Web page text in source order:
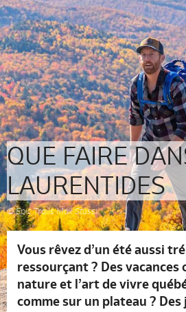
QUE FAIRE
LAURENTIDES
© Epic Trails Max Stussi
Vous rêvez d’un été aussi
ressourçant ? Des vacances
nature et l’art de vivre
comme sur un plateau ?